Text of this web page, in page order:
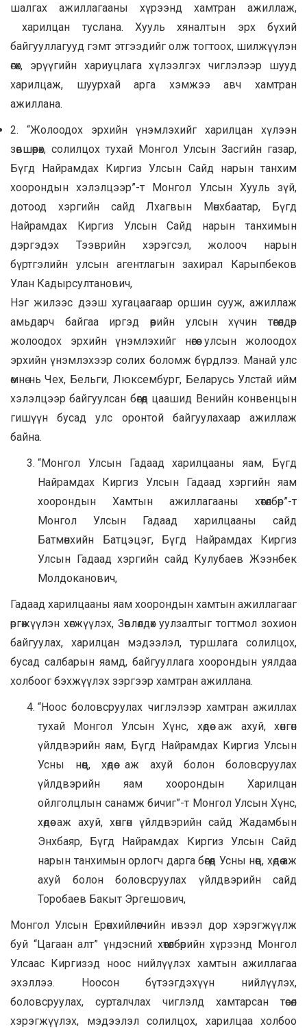
шалгах ажиллагааны хүрээнд хамтран ажиллаж,
харилцан туслана. Хууль хяналтын эрх бүхий
байгууллагууд гэмт этгээдийг олж тогтоох, шилжүүлэн
өгөх, эрүүгийн хариуцлага хүлээлгэх чиглэлээр шууд
харилцаж, шуурхай арга хэмжээ авч хамтран
ажиллана.
2. “Жолоодох эрхийн үнэмлэхийг харилцан хүлээн
зөвшөөрөх, солилцох тухай Монгол Улсын Засгийн газар,
Бүгд Найрамдах Киргиз Улсын Сайд нарын танхим
хоорондын хэлэлцээр”-т Монгол Улсын Хууль зүй,
дотоод хэргийн сайд Лхагвын Мөнхбаатар, Бүгд
Найрамдах Киргиз Улсын Сайд нарын танхимын
дэргэдэх Тээврийн хэрэгсэл, жолооч нарын
бүртгэлийн улсын агентлагын захирал Карыпбеков
Улан Кадырсултанович,
Нэг жилээс дээш хугацаагаар оршин сууж, ажиллаж
амьдарч байгаа иргэд өөрийн улсын хүчин төгөлдөр
жолоодох эрхийн үнэмлэхийг нөгөө улсын жолоодох
эрхийн үнэмлэхээр солих боломж бүрдлээ. Манай улс
өмнө нь Чех, Бельги, Люксембург, Беларусь Улстай ийм
хэлэлцээр байгуулсан бөгөөд цаашид Венийн конвенцын
гишүүн бусад улс оронтой байгуулахаар ажиллаж
байна.
“Монгол Улсын Гадаад харилцааны яам, Бүгд
Найрамдах Киргиз Улсын Гадаад хэргийн яам
хоорондын Хамтын ажиллагааны хөтөлбөр”-т
Монгол Улсын Гадаад харилцааны сайд
Батмөнхийн Батцэцэг, Бүгд Найрамдах Киргиз
Улсын Гадаад хэргийн сайд Кулубаев Жээнбек
Молдоканович,
Гадаад харилцааны яам хоорондын хамтын ажиллагааг
өргөжүүлэн хөгжүүлэх, Зөвлөлдөх уулзалтыг тогтмол зохион
байгуулах, харилцан мэдээлэл, туршлага солилцох,
бусад салбарын яамд, байгууллага хоорондын уялдаа
холбоог бэхжүүлэх зэргээр хамтран ажиллана.
“Ноос боловсруулах чиглэлээр хамтран ажиллах
тухай Монгол Улсын Хүнс, хөдөө аж ахуй, хөнгөн
үйлдвэрийн яам, Бүгд Найрамдах Киргиз Улсын
Усны нөөц, хөдөө аж ахуй болон боловсруулах
үйлдвэрийн яам хоорондын Харилцан
ойлголцлын санамж бичиг”-т Монгол Улсын Хүнс,
хөдөө аж ахуй, хөнгөн үйлдвэрийн сайд Жадамбын
Энхбаяр, Бүгд Найрамдах Киргиз Улсын Сайд
нарын танхимын орлогч дарга бөгөөд Усны нөөц, хөдөө аж
ахуй болон боловсруулах үйлдвэрийн сайд
Торобаев Бакыт Эргешович,
Монгол Улсын Ерөнхийлөгчийн ивээл дор хэрэгжүүлж
буй “Цагаан алт” үндэсний хөтөлбөрийн хүрээнд Монгол
Улсаас Киргизэд ноос нийлүүлэх хамтын ажиллагаа
эхэллээ. Ноосон бүтээгдэхүүн нийлүүлэх,
боловсруулах, сурталчлах чиглэлд хамтарсан төсөл
хэрэгжүүлэх, мэдээлэл солилцох, харилцаа холбоо